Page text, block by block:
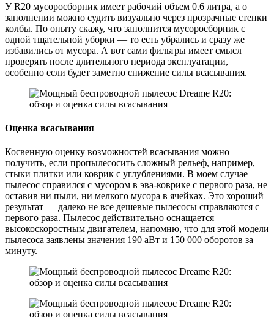
У R20 мусоросборник имеет рабочий объем 0.6 литра, а о
заполнении можно судить визуально через прозрачные стенки
колбы. По опыту скажу, что заполнится мусоросборник с
одной тщательной уборки — то есть убрались и сразу же
избавились от мусора. А вот сами фильтры имеет смысл
проверять после длительного периода эксплуатации,
особенно если будет заметно снижение силы всасывания.
Оценка всасывания
Косвенную оценку возможностей всасывания можно
получить, если пропылесосить сложный рельеф, например,
стыки плитки или коврик с углублениями. В моем случае
пылесос справился с мусором в эва-коврике с первого раза, не
оставив ни пыли, ни мелкого мусора в ячейках. Это хороший
результат — далеко не все дешевые пылесосы справляются с
первого раза. Пылесос действительно оснащается
высокоскоростным двигателем, напомню, что для этой модели
пылесоса заявлены значения 190 аВт и 150 000 оборотов за
минуту.